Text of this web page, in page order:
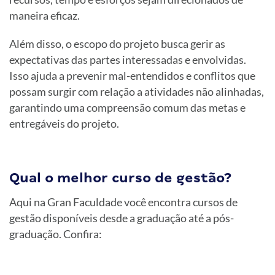
maneira eficaz.
Além disso, o escopo do projeto busca gerir as
expectativas das partes interessadas e envolvidas.
Isso ajuda a prevenir mal-entendidos e conflitos que
possam surgir com relação a atividades não alinhadas,
garantindo uma compreensão comum das metas e
entregáveis do projeto.
Qual o melhor curso de gestão?
Aqui na Gran Faculdade você encontra cursos de
gestão disponíveis desde a graduação até a pós-
graduação. Confira: